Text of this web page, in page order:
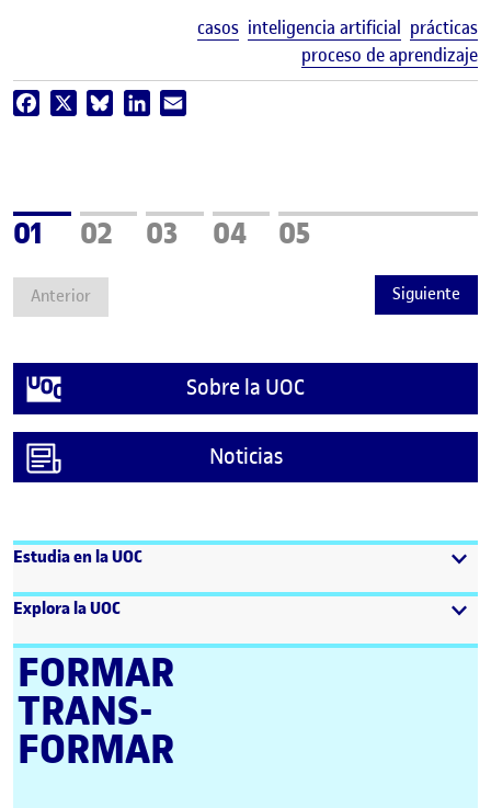
casos inteligencia artificial prácticas
proceso de aprendizaje
Facebook BlueskyLinkedIn
Anterior
Página
01 Página
02 Página
03 Página
04 Página
05
Siguiente
Sobre la UOC
Noticias
Estudia en la UOC
Explora la UOC
FORMAR
TRANS­
FORMAR